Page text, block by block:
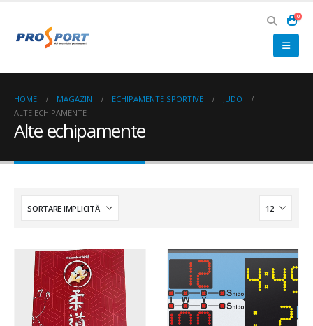
0
HOME MAGAZIN ECHIPAMENTE SPORTIVE
JUDO
ALTE ECHIPAMENTE
Alte echipamente